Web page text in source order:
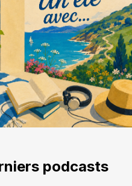
podcasts